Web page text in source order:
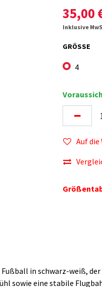
35,00
Inklusive
GRÖSSE
4
Auf die
in schwarz-weiß,
sowie eine stabile